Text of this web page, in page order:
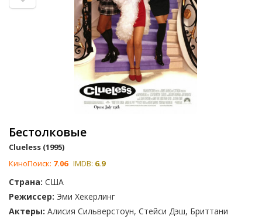
Бестолковые
Clueless (1995)
КиноПоиск: 7.06 IMDB: 6.9
Страна: США
Режиссер: Эми Хекерлинг
Актеры: Алисия Сильверстоун, Стейси Дэш, Бриттани